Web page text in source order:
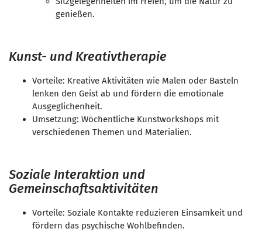
genießen.
Kunst- und Kreativtherapie
Vorteile: Kreative Aktivitäten wie Malen oder Basteln
lenken den Geist ab und fördern die emotionale
Ausgeglichenheit.
Umsetzung: Wöchentliche Kunstworkshops mit
verschiedenen Themen und Materialien.
Soziale Interaktion und
Gemeinschaftsaktivitäten
Vorteile: Soziale Kontakte reduzieren Einsamkeit und
fördern das psychische Wohlbefinden.